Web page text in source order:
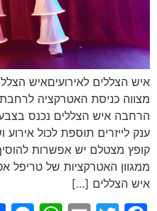
איש הצללים לאירועיםאיש
מצווה כניסת האטרקציה
הרחבה איש הצללים נכנס
ענק לייזרים תוספת לכול
קופץ מצטלם יש אפשרות
ממגוון האטרקציות של טריפל
איש הצללים […]